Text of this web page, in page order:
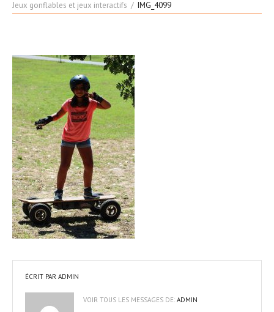
Jeux gonflables et jeux interactifs IMG_4099
ÉCRIT PAR ADMIN
VOIR TOUS LES MESSAGES DE: ADMIN